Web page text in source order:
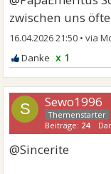
zwischen uns
16.04.2026 21:50 •
x 1
S Sewo1996
Beiträge: 24
@Sincerite